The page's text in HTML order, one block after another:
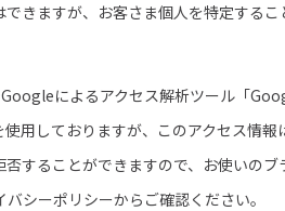
きますが、お客さま個人を特定するこ
によるアクセス解析ツール「
用しておりますが、このアクセス情
することができますので、お使いのブ
シーポリシーからご確認ください。